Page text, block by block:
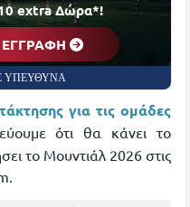
extra Δώρα*!
EΓΓΡΑΦΗ
ΥΠΕΥΘΥΝΑ
για τις ομάδες
ότι θα κάνει το
το Μουντιάλ 2026 στις